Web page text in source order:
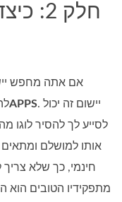
חלק
אם אתה מחפש
123APPS. יישום זה יכול
לסייע לך להסיר לוגו
אותו למושלם ומתאים
חינמי, כך שלא צריך
מתפקידיו הטובים הוא